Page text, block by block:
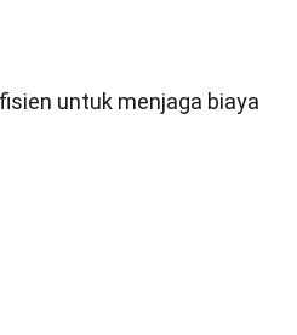
untuk menjaga biaya